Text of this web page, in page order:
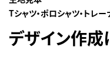
Tシャツ・ポロシャツ・トレ
デザイン作成